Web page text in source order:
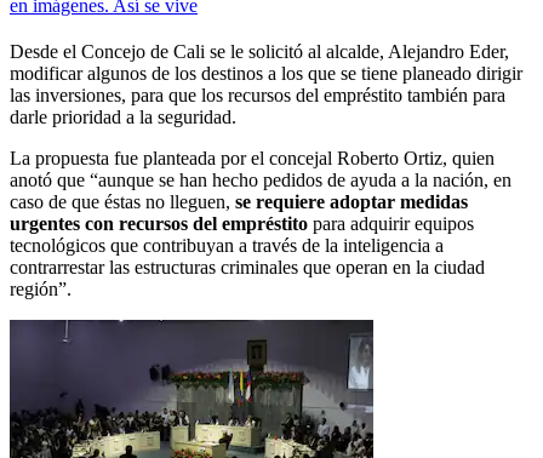
en imágenes. Así se vive
Desde el Concejo de Cali se le solicitó al alcalde, Alejandro Eder,
modificar algunos de los destinos a los que se tiene planeado dirigir
las inversiones, para que los recursos del empréstito también para
darle prioridad a la seguridad.
La propuesta fue planteada por el concejal Roberto Ortiz, quien
anotó que “aunque se han hecho pedidos de ayuda a la nación, en
caso de que éstas no lleguen, se requiere adoptar medidas
urgentes con recursos del empréstito para adquirir equipos
tecnológicos que contribuyan a través de la inteligencia a
contrarrestar las estructuras criminales que operan en la ciudad
región”.